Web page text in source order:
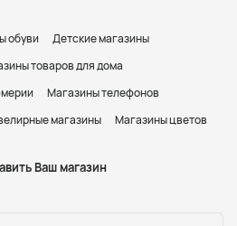
обуви
Детские магазины
товаров для дома
Магазины телефонов
магазины Магазины цветов
Ваш магазин